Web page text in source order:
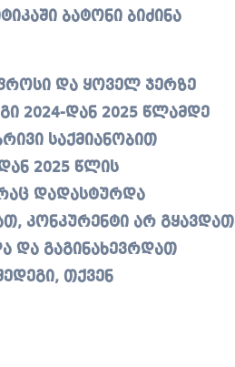
ბატონი ბიძინა
და ყოველ ჯერზე
2024-დან 2025 წლამდე
საქმიანობით
2025 წლის
დადასტურდა
კონკურენტი არ გყავდათ
და გაგინახევრდათ
თქვენ